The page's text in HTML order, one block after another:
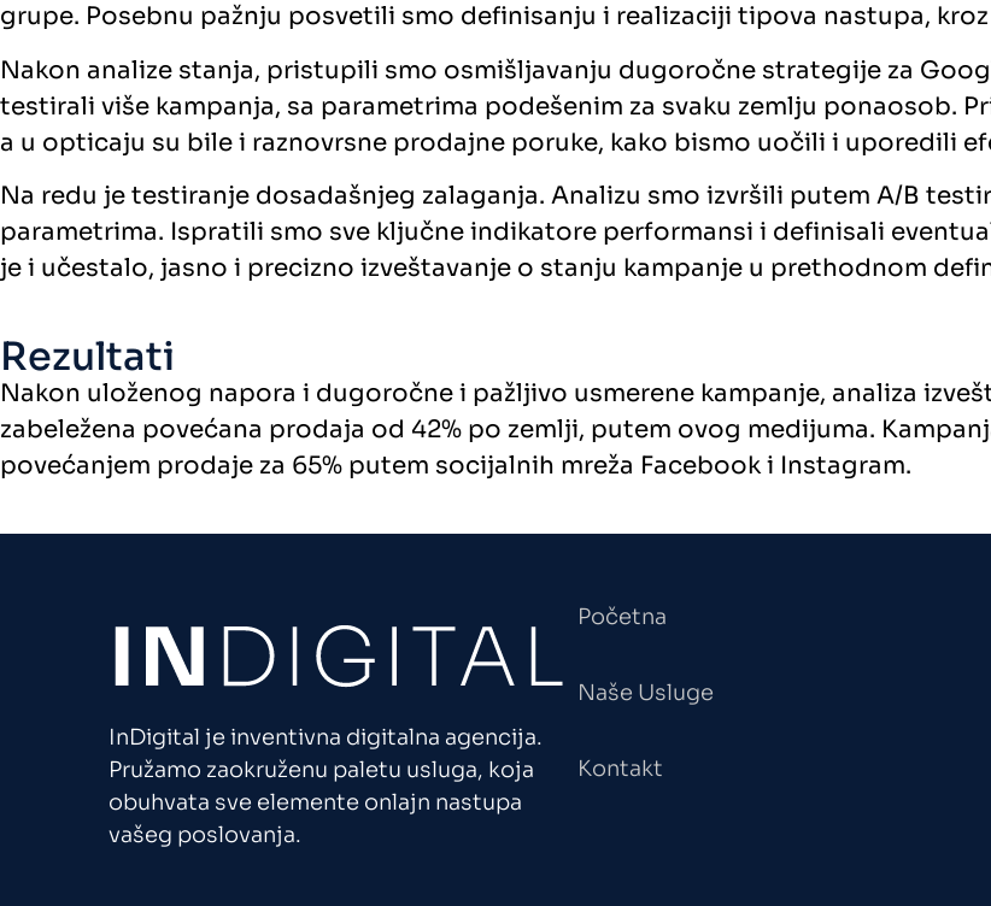
grupe. Posebnu pažnju posvetili smo definisanju i realizaciji tipova nastupa,
Nakon analize stanja, pristupili smo osmišljavanju dugoročne strategije za
testirali više kampanja, sa parametrima podešenim za svaku zemlju ponaosob.
a u opticaju su bile i raznovrsne prodajne poruke, kako bismo uočili i uporedili
Na redu je testiranje dosadašnjeg zalaganja. Analizu smo izvršili putem A/B
parametrima. Ispratili smo sve ključne indikatore performansi i definisali
je i učestalo, jasno i precizno izveštavanje o stanju kampanje u prethodnom
Rezultati
Nakon uloženog napora i dugoročne i pažljivo usmerene kampanje, analiza
zabeležena povećana prodaja od 42% po zemlji, putem ovog medijuma.
povećanjem prodaje za 65% putem socijalnih mreža Facebook i Instagram.
InDigital je inventivna digitalna agencija.
Pružamo zaokruženu paletu usluga, koja
obuhvata sve elemente onlajn nastupa
vašeg poslovanja.
Početna
Naše Usluge
Kontakt